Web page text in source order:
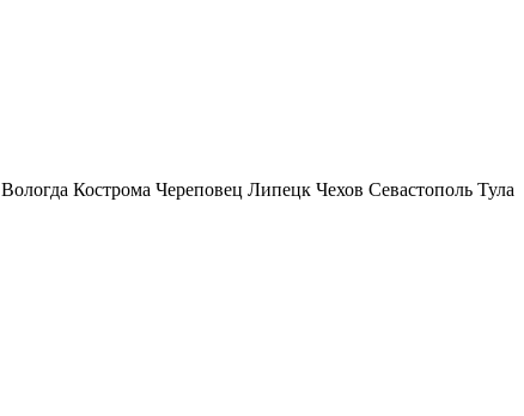
Вологда Кострома Череповец Липецк Чехов Севастополь Тула